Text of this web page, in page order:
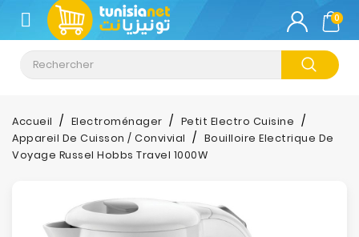
CATÉGORIE
Climatisation
Informatique
Téléphonie
Impression
0
Accueil Electroménager
Petit Electro Cuisine
Appareil De Cuisson / Convivial
Bouilloire Electrique De
Voyage Russel Hobbs Travel 1000W